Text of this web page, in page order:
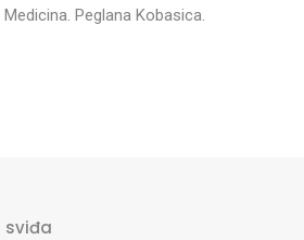
Peglana Kobasica.
sviđa